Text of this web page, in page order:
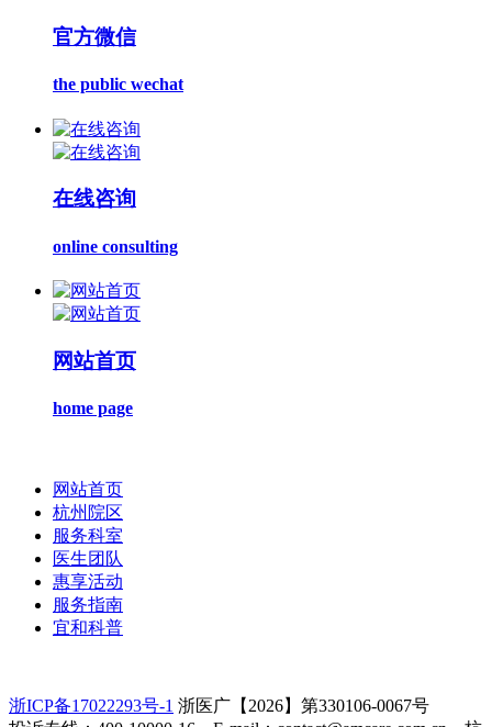
官方微信
the public wechat
在线咨询
online consulting
网站首页
home page
网站首页
杭州院区
服务科室
医生团队
惠享活动
服务指南
宜和科普
浙ICP备17022293号-1 浙医广【2026】第330106-0067号